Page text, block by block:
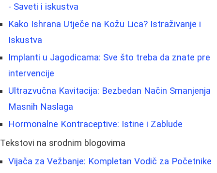
- Saveti i iskustva
Kako Ishrana Utječe na Kožu Lica? Istraživanje i
Iskustva
Implanti u Jagodicama: Sve što treba da znate pre
intervencije
Ultrazvučna Kavitacija: Bezbedan Način Smanjenja
Masnih Naslaga
Hormonalne Kontraceptive: Istine i Zablude
Tekstovi na srodnim blogovima
Vijača za Vežbanje: Kompletan Vodič za Početnike